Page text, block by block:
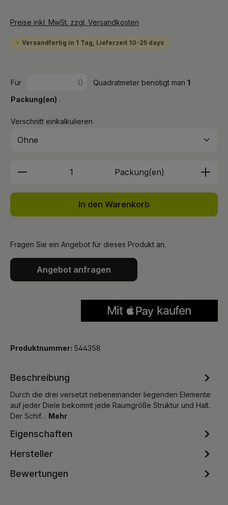
Preise inkl. MwSt. zzgl. Versandkosten
Versandfertig in 1 Tag, Lieferzeit 10-25 days
Für Quadratmeter benötigt man 1
Packung(en) .
Verschnitt einkalkulieren
Produkt Anzahl: Gib den
Packung(en)
In den Warenkorb
Fragen Sie ein Angebot für dieses Produkt an.
Angebot anfragen
Produktnummer: 544358
Beschreibung
Durch die drei versetzt nebeneinander liegenden Elemente
auf jeder Diele bekommt jede Raumgröße Struktur und Halt.
Der Schif… Mehr
Eigenschaften
Hersteller
Bewertungen